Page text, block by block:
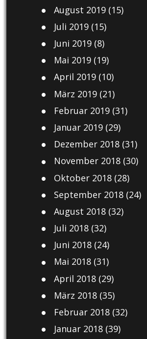
August 2019(15)
Juli 2019(15)
Juni 2019(8)
Mai 2019(19)
April 2019(10)
März 2019(21)
Februar 2019(31)
Januar 2019(29)
Dezember 2018(31)
November 2018(30)
Oktober 2018(28)
September 2018(24)
August 2018(32)
Juli 2018(32)
Juni 2018(24)
Mai 2018(31)
April 2018(29)
März 2018(35)
Februar 2018(32)
Januar 2018(39)